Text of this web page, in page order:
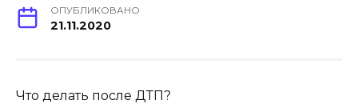
ОПУБЛИКОВАНО
21.11.2020
Что делать после ДТП?